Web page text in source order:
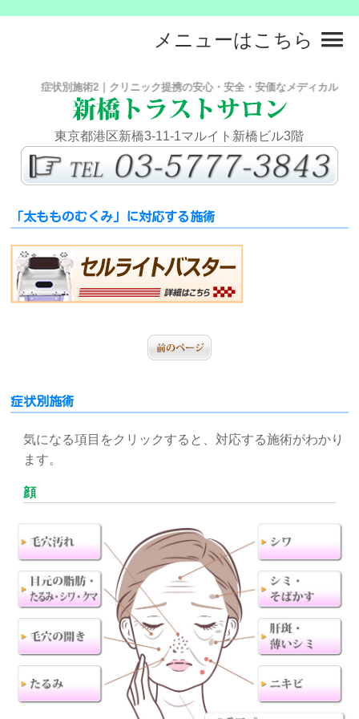
メニューはこちら
症状別施術2｜クリニック提携の安心・安全・安価なメディカルサロ
東京都港区新橋3-11-1マルイト新橋ビル3階
「太もものむくみ」に対応する施術
症状別施術
気になる項目をクリックすると、対応する施術がわかり
ます。
顔